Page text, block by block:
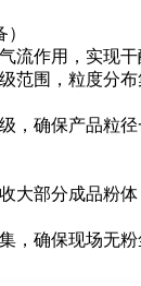
流作用，实现干
范围，粒度分布
，确保产品粒
大部分成品粉体
，确保现场无